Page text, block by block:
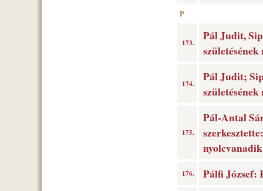
P
173.
Pál Judit,
174.
Pál Judit;
175.
Pál-Antal
176. Pálfi József: